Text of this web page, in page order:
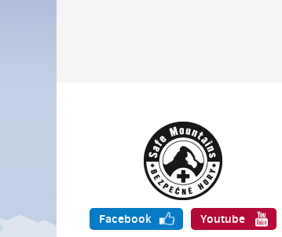
Facebook Youtube